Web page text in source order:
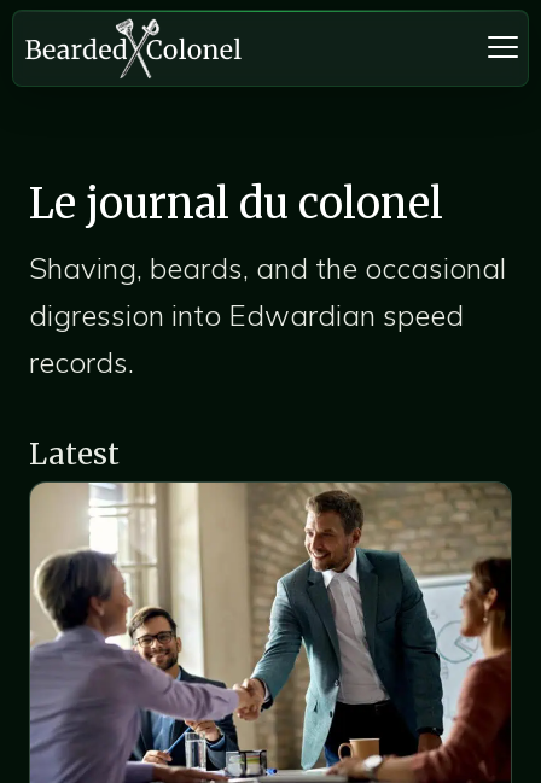
Le journal du colonel
Shaving, beards, and the occasional
digression into Edwardian speed
records.
Latest